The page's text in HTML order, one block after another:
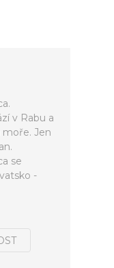
v Rabu a
moře. Jen
se
-